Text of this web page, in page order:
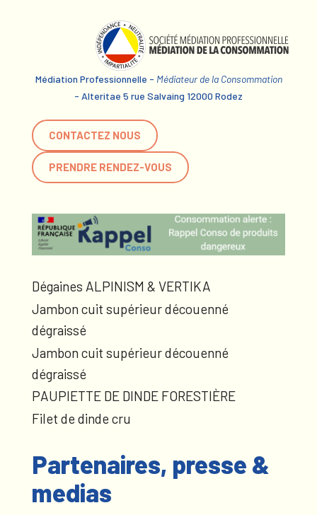
Médiation Professionnelle - Médiateur de la Consommation
- Alteritae 5 rue Salvaing 12000 Rodez
CONTACTEZ NOUS
PRENDRE RENDEZ-VOUS
Dégaines ALPINISM & VERTIKA
Jambon cuit supérieur découenné
dégraissé
Jambon cuit supérieur découenné
dégraissé
PAUPIETTE DE DINDE FORESTIÈRE
Filet de dinde cru
Partenaires, presse &
medias